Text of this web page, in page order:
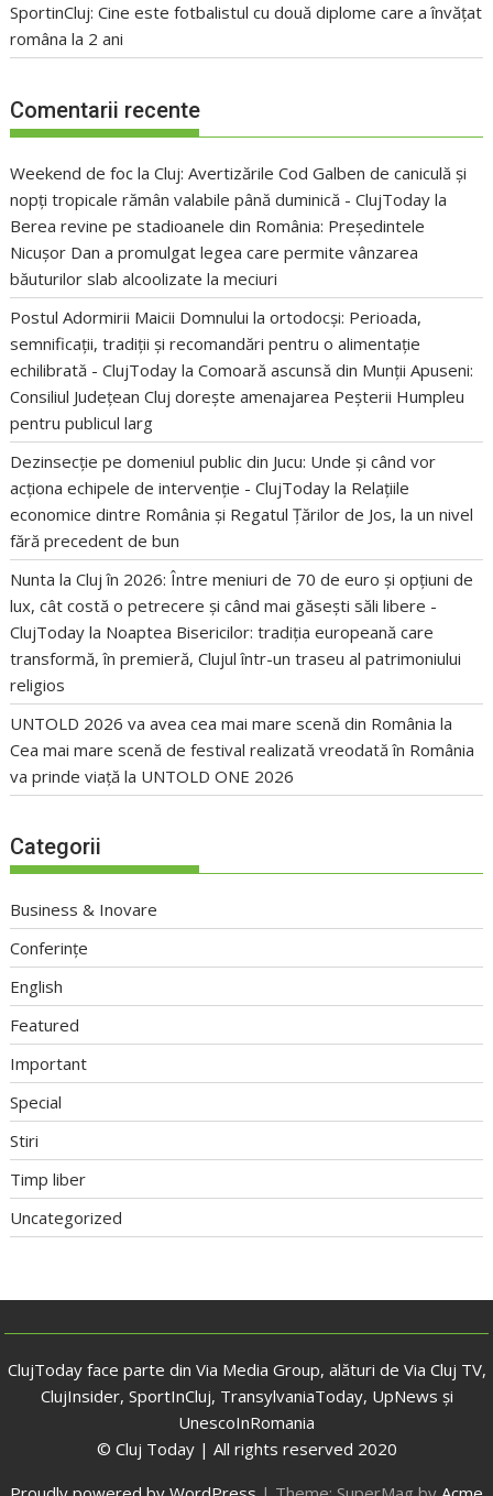
SportinCluj: Cine este fotbalistul cu două diplome care a învățat
româna la 2 ani
Comentarii recente
Weekend de foc la Cluj: Avertizările Cod Galben de caniculă și
nopți tropicale rămân valabile până duminică - ClujToday la
Berea revine pe stadioanele din România: Președintele
Nicușor Dan a promulgat legea care permite vânzarea
băuturilor slab alcoolizate la meciuri
Postul Adormirii Maicii Domnului la ortodocși: Perioada,
semnificații, tradiții și recomandări pentru o alimentație
echilibrată - ClujToday laComoară ascunsă din Munții Apuseni:
Consiliul Județean Cluj dorește amenajarea Peșterii Humpleu
pentru publicul larg
Dezinsecție pe domeniul public din Jucu: Unde și când vor
acționa echipele de intervenție - ClujToday la Relațiile
economice dintre România și Regatul Țărilor de Jos, la un nivel
fără precedent de bun
Nunta la Cluj în 2026: Între meniuri de 70 de euro și opțiuni de
lux, cât costă o petrecere și când mai găsești săli libere -
ClujToday la Noaptea Bisericilor: tradiția europeană care
transformă, în premieră, Clujul într-un traseu al patrimoniului
religios
UNTOLD 2026 va avea cea mai mare scenă din România la
Cea mai mare scenă de festival realizată vreodată în România
va prinde viață la UNTOLD ONE 2026
Categorii
Business & Inovare
Conferințe
English
Featured
Important
Special
Stiri
Timp liber
Uncategorized
ClujToday face parte din Via Media Group, alături de Via Cluj TV,
ClujInsider, SportInCluj, TransylvaniaToday, UpNews și
UnescoInRomania
© Cluj Today | All rights reserved 2020